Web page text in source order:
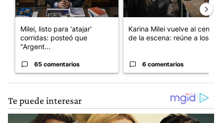
Milei, listo para 'atajar'
corridas: posteó que
"Argent...
65 comentarios
Karina Milei vuelve al centro
de la escena: reúne a los...
6 comentarios